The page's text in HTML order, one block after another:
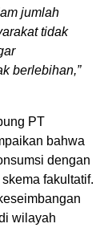
jumlah
tidak
berlebihan,”
PT
bahwa
dengan
fakultatif.
wilayah